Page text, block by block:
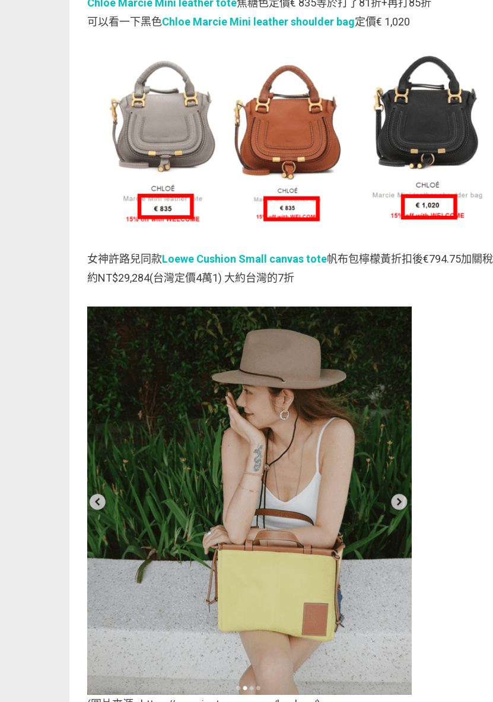
Chloe Marcie Mini leather tote焦糖色定價€ 835等於打了81折+再打85折
可以看一下黑色Chloe Marcie Mini leather shoulder bag定價€ 1,020
女神許路兒同款Loewe Cushion Small canvas tote帆布包檸檬黃折扣後€794.75加關稅
約NT$29,284(台灣定價4萬1) 大約台灣的7折